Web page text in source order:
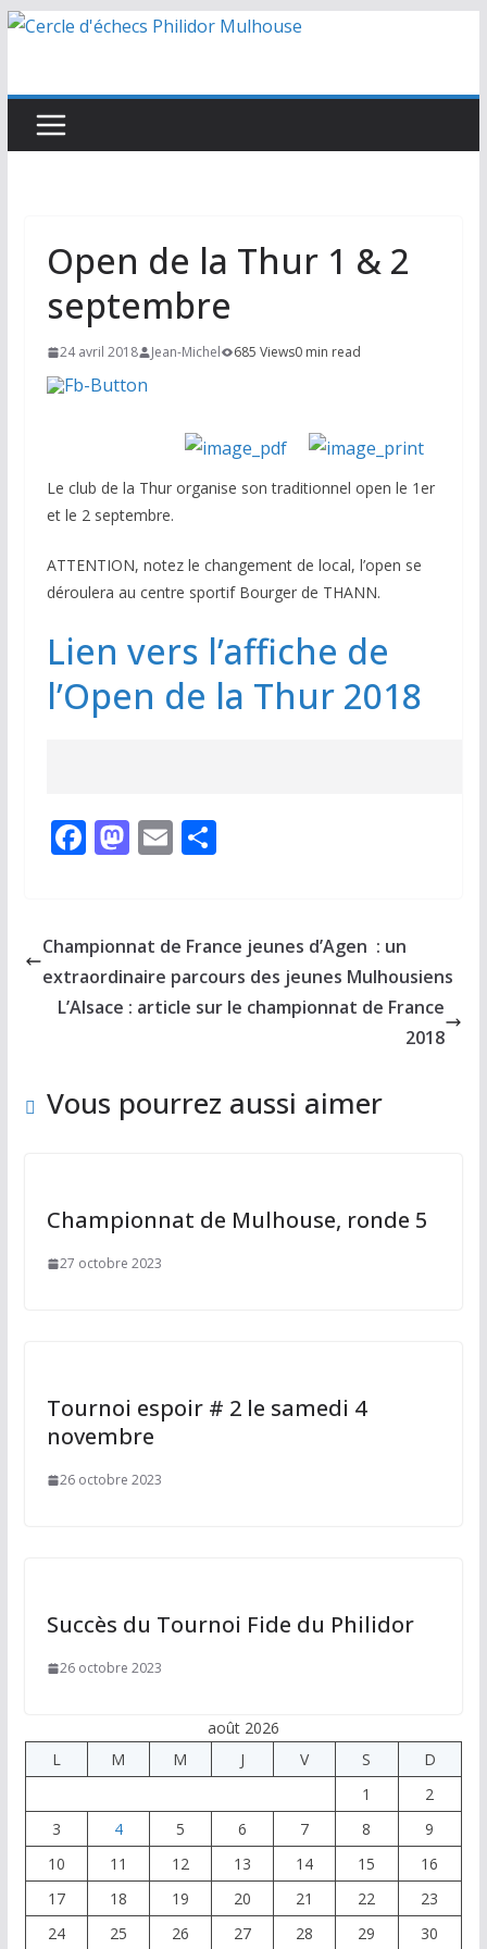
Passer
Open de la Thur 1 & 2
septembre
24 avril 2018 Jean-Michel 685 Views0 min read
Le club de la Thur organise son traditionnel open le 1er
et le 2 septembre.
ATTENTION, notez le changement de local, l’open se
déroulera au centre sportif Bourger de THANN.
Lien vers l’affiche de
l’Open de la Thur 2018
F
b
o
o
M
d
o
n
E
l
P
g
er
Championnat de France jeunes d’Agen : un
extraordinaire parcours des jeunes Mulhousiens
L’Alsace : article sur le championnat de France
2018
Vous pourrez aussi aimer
Championnat de Mulhouse, ronde 5
27 octobre 2023
Tournoi espoir # 2 le samedi 4
novembre
26 octobre 2023
Succès du Tournoi Fide du Philidor
26 octobre 2023
août 2026
L
M M J V S
D
1
2
3
4 5 6 7 8
9
10
11 12 13 14 15
16
17
18 19 20 21 22
23
24
25 26 27 28 29 30